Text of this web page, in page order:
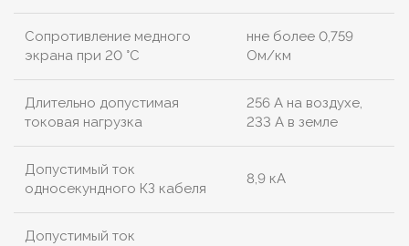
Сопротивление медного
экрана при 20 °С
нне более 0,759
Ом/км
Длительно допустимая
токовая нагрузка
256 А на воздухе,
233 А в земле
Допустимый ток
односекундного КЗ кабеля
8,9 кА
Допустимый ток